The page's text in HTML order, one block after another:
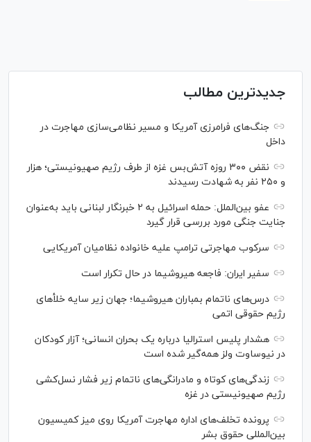
جدیدترین مطالب
جنگ‌های فرامرزی آمریکا و مسیر نظامی‌سازی مهاجرت در
داخل
نقض ۳۰۰ روزه آتش‌بس غزه از طرف رژیم صهیونیستی؛ هزار
و ۲۵۰ نفر به شهادت رسیدند
عفو بین‌الملل: حمله اسرائیل به ۲ خبرنگار لبنانی باید به‌عنوان
جنایت جنگی مورد بررسی قرار گیرد
سرکوب مهاجرتی ترامپ علیه خانواده نظامیان آمریکایی
سفیر ایران: فاجعه هیروشیما در حال تکرار است
درس‌های ناتمام بمباران هیروشیما؛ جهان زیر سایه خلأ‌های
رژیم حقوقی اتمی
هشدار پلیس استرالیا درباره یک بحران انسانی؛ آزار کودکان
در نیوساوت ولز همه‌گیر شده است
زندگی‌های کوتاه و مادرانگی‌های ناتمام زیر فشار نسل‌کشی
رژیم صهیونیستی در غزه
پرونده تخلف‌های اداره مهاجرت آمریکا روی میز کمیسیون
بین‌المللی حقوق بشر